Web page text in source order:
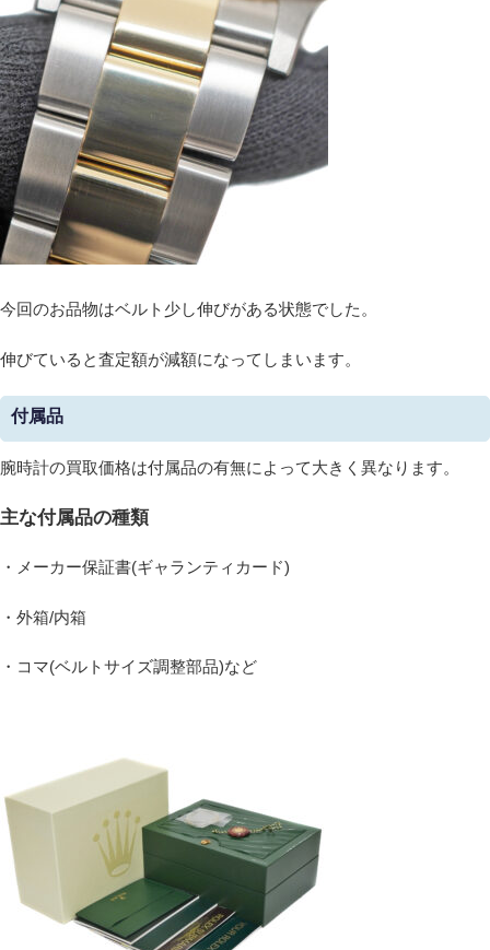
今回のお品物はベルト少し伸びがある状態でした。
伸びていると査定額が減額になってしまいます。
付属品
腕時計の買取価格は付属品の有無によって大きく異なります。
主な付属品の種類
・メーカー保証書(ギャランティカード)
・外箱/内箱
・コマ(ベルトサイズ調整部品)など